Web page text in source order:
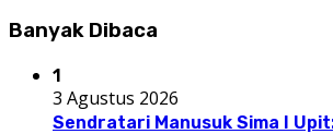
Banyak Dibaca
1
3 Agustus 2026
Sendratari Manusuk Sima I